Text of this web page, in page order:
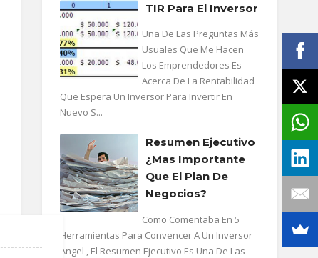
TIR Para El Inversor
Una De Las Preguntas Más
Usuales Que Me Hacen
Los Emprendedores Es
Acerca De La Rentabilidad
Que Espera Un Inversor Para Invertir En
Nuevo S...
Resumen Ejecutivo
¿mas Importante
Que El Plan De
Negocios?
Como Comentaba En 5
Herramientas Para Convencer A Un Inversor
Angel , El Resumen Ejecutivo Es Una De Las